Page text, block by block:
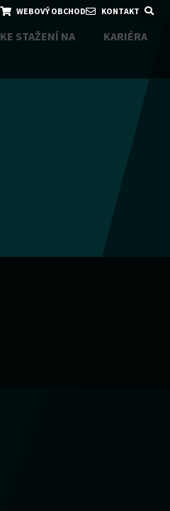
WEBOVÝ OBCHOD KONTAKT
KE STAŽENÍ NA KARIÉRA